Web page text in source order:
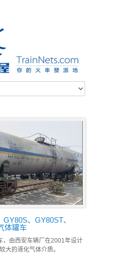
、GY80ST、
体罐车
，由西安车辆厂在2001年设计
大的液化气体介质。